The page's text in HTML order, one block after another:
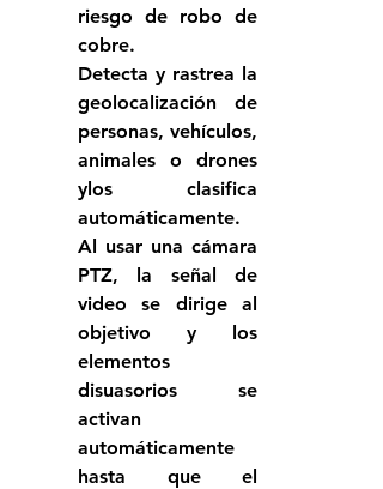
riesgo de robo de
cobre.
Detecta y rastrea la
geolocalización de
personas, vehículos,
animales o drones
ylos clasifica
automáticamente.
Al usar una cámara
PTZ, la señal de
video se dirige al
objetivo y los
elementos
disuasorios se
activan
automáticamente
hasta que el